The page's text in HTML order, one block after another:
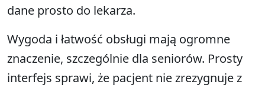
dane prosto do lekarza.
Wygoda i łatwość obsługi mają ogromne
znaczenie, szczególnie dla seniorów. Prosty
interfejs sprawi, że pacjent nie zrezygnuje z